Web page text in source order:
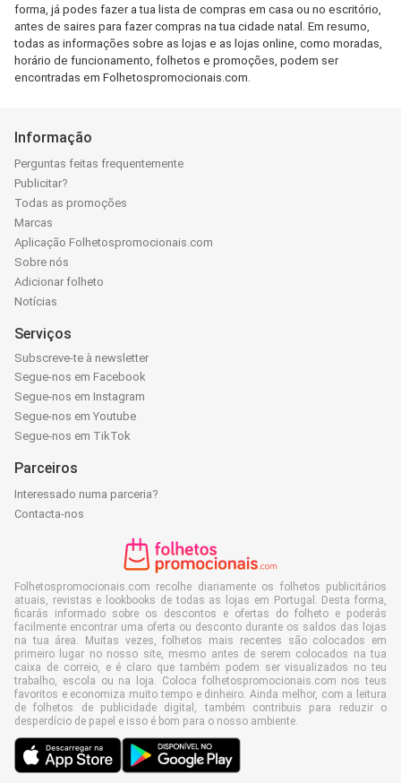
forma, já podes fazer a tua lista de compras em casa ou no escritório,
antes de saires para fazer compras na tua cidade natal. Em resumo,
todas as informações sobre as lojas e as lojas online, como moradas,
horário de funcionamento, folhetos e promoções, podem ser
encontradas em Folhetospromocionais.com.
Informação
Perguntas feitas frequentemente
Publicitar?
Todas as promoções
Marcas
Aplicação Folhetospromocionais.com
Sobre nós
Adicionar folheto
Notícias
Serviços
Subscreve-te à newsletter
Segue-nos em Facebook
Segue-nos em Instagram
Segue-nos em Youtube
Segue-nos em TikTok
Parceiros
Interessado numa parceria?
Contacta-nos
Folhetospromocionais.com recolhe diariamente os folhetos publicitários
atuais, revistas e lookbooks de todas as lojas em Portugal. Desta forma,
ficarás informado sobre os descontos e ofertas do folheto e poderás
facilmente encontrar uma oferta ou desconto durante os saldos das lojas
na tua área. Muitas vezes, folhetos mais recentes são colocados em
primeiro lugar no nosso site, mesmo antes de serem colocados na tua
caixa de correio, e é claro que também podem ser visualizados no teu
trabalho, escola ou na loja. Coloca folhetospromocionais.com nos teus
favoritos e economiza muito tempo e dinheiro. Ainda melhor, com a leitura
de folhetos de publicidade digital, também contribuis para reduzir o
desperdício de papel e isso é bom para o nosso ambiente.